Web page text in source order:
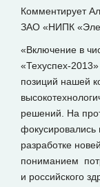
Комментирует
ЗАО «НИПК
«Включение в
«Техуспех-
позиций нашей
решений. На
фокусировались
разработке
пониманием
и российского